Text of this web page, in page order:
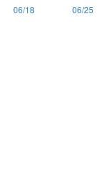
06/18 06/25